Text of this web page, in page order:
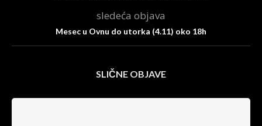
sledeća objava
Mesec u Ovnu do utorka (4.11) oko 18h
SLIČNE OBJAVE